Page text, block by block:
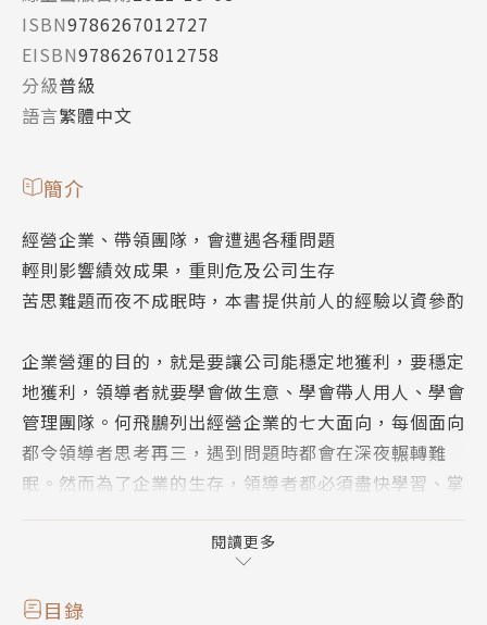
ISBN9786267012727
EISBN9786267012758
分級普級
語言繁體中文
簡介
經營企業、帶領團隊，會遭遇各種問題
輕則影響績效成果，重則危及公司生存
苦思難題而夜不成眠時，本書提供前人的經驗以資參酌
企業營運的目的，就是要讓公司能穩定地獲利，要穩定
地獲利，領導者就要學會做生意、學會帶人用人、學會
管理團隊。何飛鵬列出經營企業的七大面向，每個面向
都令領導者思考再三，遇到問題時都會在深夜輾轉難
眠。然而為了企業的生存，領導者都必須盡快學習、掌
在《商業周刊》寫出自己的試誤經驗後，何飛鵬得到許
多讀者的回響，表達他們從何飛鵬的文章得到啟發，儘
閱讀更多
目錄